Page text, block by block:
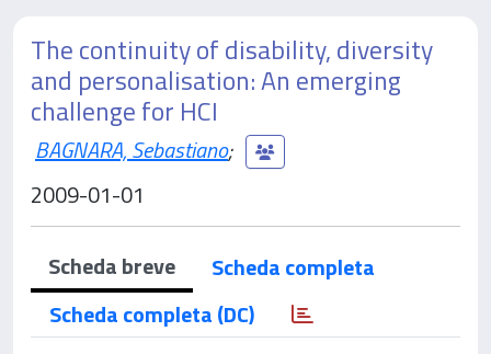
The continuity of disability, diversity
and personalisation: An emerging
challenge for HCI
BAGNARA, Sebastiano;
2009-01-01
Scheda breve
Scheda completa
Scheda completa (DC)